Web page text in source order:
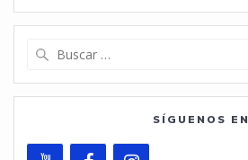
SÍGUENOS EN